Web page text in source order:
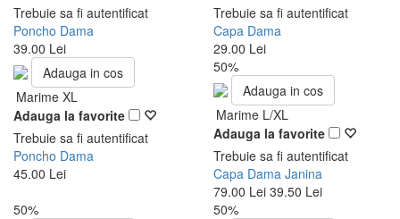
Trebuie sa fi autentificat
Poncho Dama
39.00 Lei
Trebuie sa fi autentificat
Capa Dama
29.00 Lei
Adauga in cos
Marime XL
Adauga la favorite
Trebuie sa fi autentificat
Poncho Dama
45.00 Lei
50%
Adauga in cos
Marime L/XL
Adauga la favorite
Trebuie sa fi autentificat
Capa Dama Janina
79.00 Lei 39.50 Lei
50%
50%